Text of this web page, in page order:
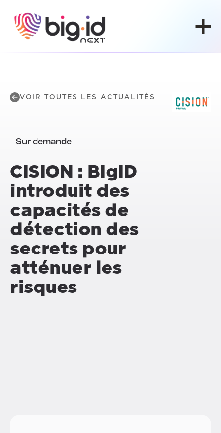
VOIR TOUTES LES ACTUALITÉS
Sur demande
CISION : BIgID
introduit des
capacités de
détection des
secrets pour
atténuer les
risques